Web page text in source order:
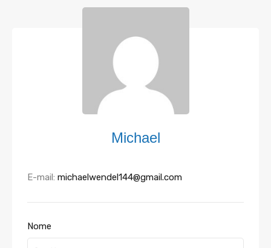
Michael
E-mail: michaelwendel144@gmail.com
Nome